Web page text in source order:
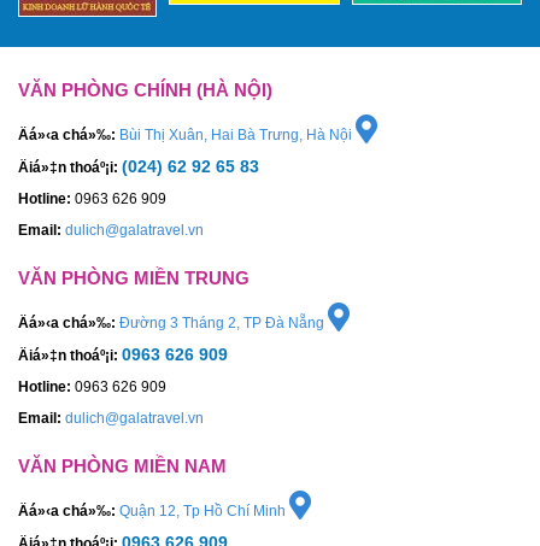
VĂN PHÒNG CHÍNH (HÀ NỘI)
Äá»‹a chá»‰: Bùi Thị Xuân, Hai Bà Trưng, Hà Nội
Äiá»‡n thoáº¡i: (024) 62 92 65 83
Hotline: 0963 626 909
Email: dulich@galatravel.vn
VĂN PHÒNG MIỀN TRUNG
Äá»‹a chá»‰: Đường 3 Tháng 2, TP Đà Nẵng
Äiá»‡n thoáº¡i: 0963 626 909
Hotline: 0963 626 909
Email: dulich@galatravel.vn
VĂN PHÒNG MIỀN NAM
Äá»‹a chá»‰: Quận 12, Tp Hồ Chí Minh